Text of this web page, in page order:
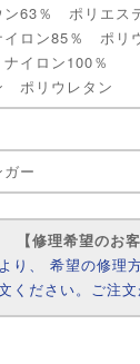
ン63％ ポリエス
イロン85％ ポリ
イロン100％
ポリウレタン
ー
【修理希望のお
より、 希望の修理
ください。ご注